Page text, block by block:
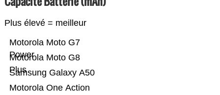
Plus élevé = meilleur
Motorola One Action
Samsung Galaxy A50
Motorola Moto G8
Plus
Motorola Moto G7
Power